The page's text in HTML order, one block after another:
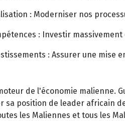
: Moderniser nos
: Investir
: Assurer une mise
de l'économie malienne.
sa position de leader africain
les Maliennes et tous les